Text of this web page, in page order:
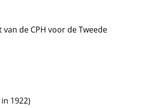
de CPH voor de Tweede
1922)